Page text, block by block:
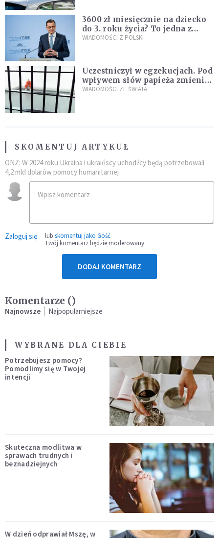
3600 zł miesięcznie na dziecko
do 3. roku życia? To jedna z
propozycji programu "Rozwój
WIADOMOŚCI Z POLSKI
Uczestniczył w egzekucjach. Pod
wpływem słów papieża zmienił
zdanie
WIADOMOŚCI ZE ŚWIATA
SKOMENTUJ ARTYKUŁ
ONZ: W 2024 roku Ukraina i ukraińscy uchodźcy będą potrzebowali
4,2 mld dolarów pomocy humanitarnej
Zaloguj się lub skomentuj jako Gość
Twój komentarz będzie moderowany
DODAJ KOMENTARZ
Komentarze ()
Najnowsze Najpopularniejsze
WYBRANE DLA CIEBIE
Potrzebujesz pomocy?
Pomodlimy się w Twojej
intencji
Skuteczna modlitwa w
sprawach trudnych i
beznadziejnych
W dzień odprawiał Mszę, w